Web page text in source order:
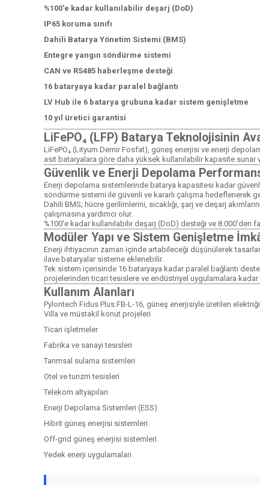
%100'e kadar kullanılabilir deşarj (DoD)
IP65 koruma sınıfı
Dahili Batarya Yönetim Sistemi (BMS)
Entegre yangın söndürme sistemi
CAN ve RS485 haberleşme desteği
16 bataryaya kadar paralel bağlantı
LV Hub ile 6 batarya grubuna kadar sistem genişletme
10 yıl üretici garantisi
LiFePO₄ (LFP) Batarya Teknolojisinin
LiFePO₄ (Lityum Demir Fosfat), güneş enerjisi ve enerji
asit bataryalara göre daha yüksek kullanılabilir kapasite
Güvenlik ve Enerji Depolama
Enerji depolama sistemlerinde batarya kapasitesi kadar
söndürme sistemi ile güvenli ve kararlı çalışma hedeflenerek
Dahili BMS; hücre gerilimlerini, sıcaklığı, şarj ve deşarj
çalışmasına yardımcı olur.
%100'e kadar kullanılabilir deşarj (DoD) desteği ve 8.000'den
Modüler Yapı ve Sistem Genişletme
Enerji ihtiyacının zaman içinde artabileceği düşünülerek
ilave bataryalar sisteme eklenebilir.
Tek sistem içerisinde 16 bataryaya kadar paralel bağlantı
projelerinden ticari tesislere ve endüstriyel uygulamalara
Kullanım Alanları
Pylontech Fidus Plus FB-L-16, güneş enerjisiyle üretilen
Villa ve müstakil konut projeleri
Ticari işletmeler
Fabrika ve sanayi tesisleri
Tarımsal sulama sistemleri
Otel ve turizm tesisleri
Telekom altyapıları
Enerji Depolama Sistemleri (ESS)
Hibrit güneş enerjisi sistemleri
Off-grid güneş enerjisi sistemleri
Yedek enerji uygulamaları